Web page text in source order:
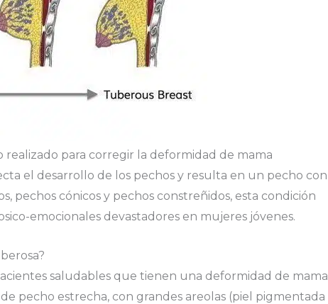
para corregir la deformidad de mama
el desarrollo de los pechos y resulta en un pecho con
pechos cónicos y pechos constreñidos, esta condición
emocionales devastadores en mujeres jóvenes.
saludables que tienen una deformidad de mama
pecho estrecha, con grandes areolas (piel pigmentada